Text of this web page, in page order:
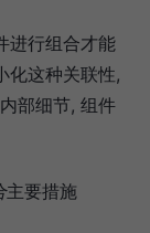
进行组合才能
化这种关联性,
部细节, 组件
主要措施